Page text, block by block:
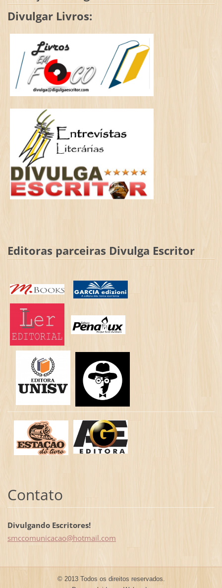
Divulgar Livros:
Editoras parceiras Divulga Escritor
Contato
Divulgando Escritores!
smccomunicacao@hotmail.com
© 2013 Todos os direitos reservados.